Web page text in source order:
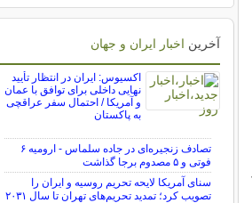
آخرین اخبار ایران و جهان
اکسیوس: ایران در انتظار تأیید
نهایی داخلی برای توافق با عمان
و آمریکا / احتمال سفر عراقچی
به پاکستان
تصادف زنجیره‌ای در جاده سلماس - ارومیه ۶
فوتی و ۵ مصدوم برجا گذاشت
سنای آمریکا لایحه تحریم روسیه و ایران را
تصویب کرد؛ تمدید تحریم‌های تهران تا سال ۲۰۳۱